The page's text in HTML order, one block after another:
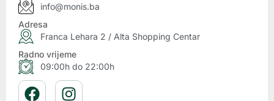
info@monis.ba
Adresa
Franca Lehara 2 / Alta Shopping Centar
Radno vrijeme
09:00h do 22:00h